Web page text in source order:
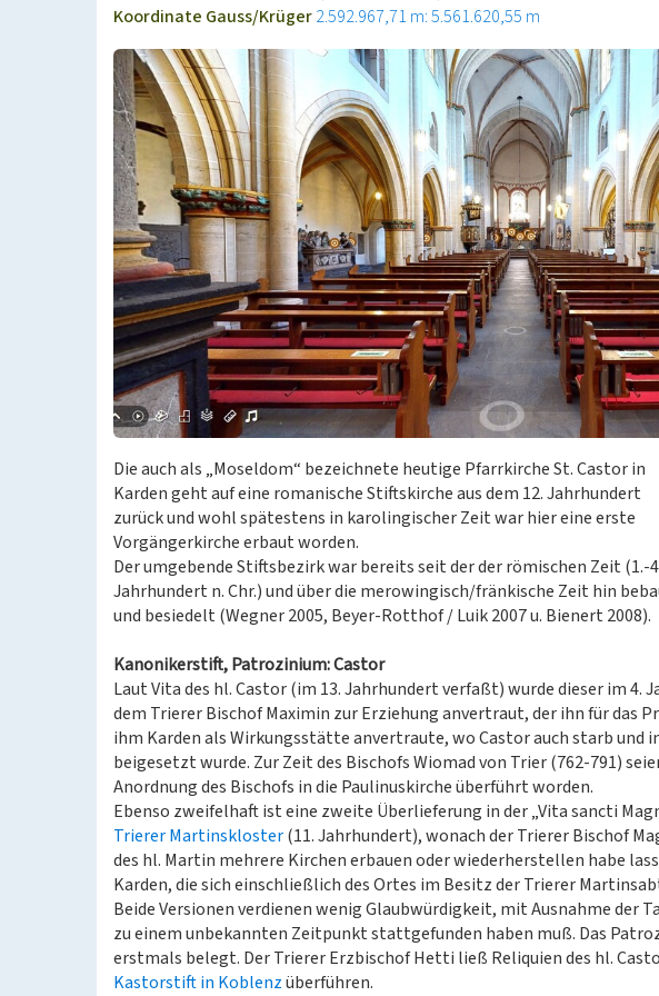
Koordinate Gauss/Krüger2.592.967,71 m: 5.561.620,55 m
Die auch als „Moseldom“ bezeichnete heutige Pfarrkirche St. Castor in
Karden geht auf eine romanische Stiftskirche aus dem 12. Jahrhundert
zurück und wohl spätestens in karolingischer Zeit war hier eine erste
Vorgängerkirche erbaut worden.
Der umgebende Stiftsbezirk war bereits seit der der römischen Zeit (1.-
Jahrhundert n. Chr.) und über die merowingisch/fränkische Zeit hin
und besiedelt (Wegner 2005, Beyer-Rotthof / Luik 2007 u. Bienert 2008).
Kanonikerstift, Patrozinium: Castor
Laut Vita des hl. Castor (im 13. Jahrhundert verfaßt) wurde dieser im 4.
dem Trierer Bischof Maximin zur Erziehung anvertraut, der ihn für das
ihm Karden als Wirkungsstätte anvertraute, wo Castor auch starb und
beigesetzt wurde. Zur Zeit des Bischofs Wiomad von Trier (762-791)
Anordnung des Bischofs in die Paulinuskirche überführt worden.
Ebenso zweifelhaft ist eine zweite Überlieferung in der „Vita sancti
Trierer Martinskloster(11. Jahrhundert), wonach der Trierer Bischof
des hl. Martin mehrere Kirchen erbauen oder wiederherstellen habe
Karden, die sich einschließlich des Ortes im Besitz der Trierer
Beide Versionen verdienen wenig Glaubwürdigkeit, mit Ausnahme der
zu einem unbekannten Zeitpunkt stattgefunden haben muß. Das
erstmals belegt. Der Trierer Erzbischof Hetti ließ Reliquien des hl.
Kastorstift in Koblenzüberführen.